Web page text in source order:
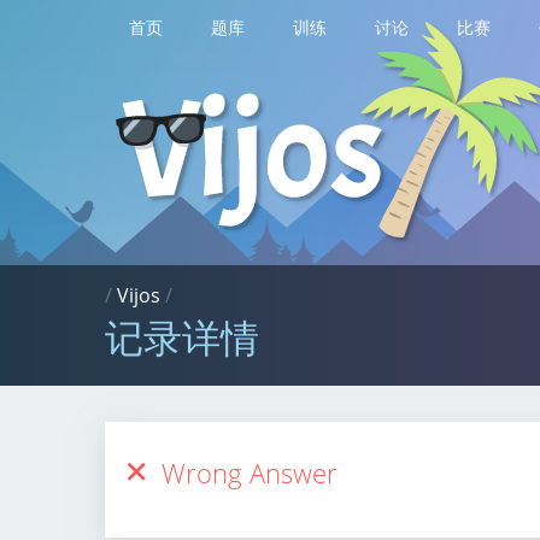
首页 题库 训练 讨论 比赛
/Vijos /
记录详情
Wrong Answer